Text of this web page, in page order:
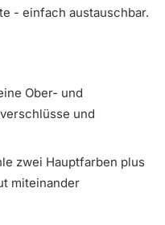
- einfach austauschbar.
Ober- und
und
zwei Hauptfarben plus
miteinander